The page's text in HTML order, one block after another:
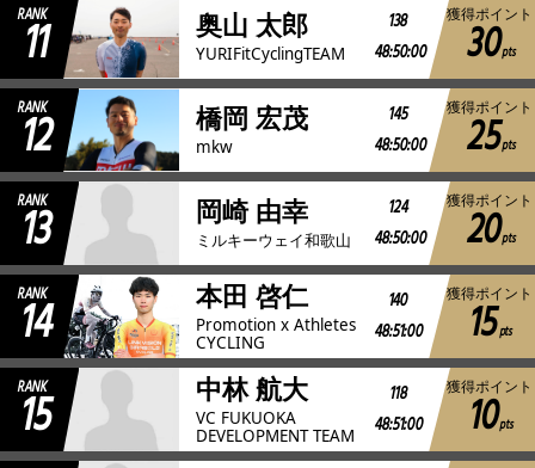
RANK
11 奥山 太郎
YURIFitCyclingTEAM
138
48:50:00
獲得ポイント
30pts
RANK
12 橋岡 宏茂
mkw
145
48:50:00
獲得ポイント
25pts
RANK
13 岡崎 由幸
ミルキーウェイ和歌山
124
48:50:00
獲得ポイント
20pts
RANK
14 本田 啓仁
Promotion x Athletes
CYCLING
140
48:51:00
獲得ポイント
15pts
RANK
15 中林 航大
VC FUKUOKA
DEVELOPMENT TEAM
118
48:51:00
獲得ポイント
10pts